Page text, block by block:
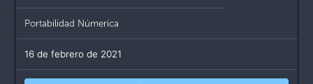
Portabilidad Númerica
16 de febrero de 2021